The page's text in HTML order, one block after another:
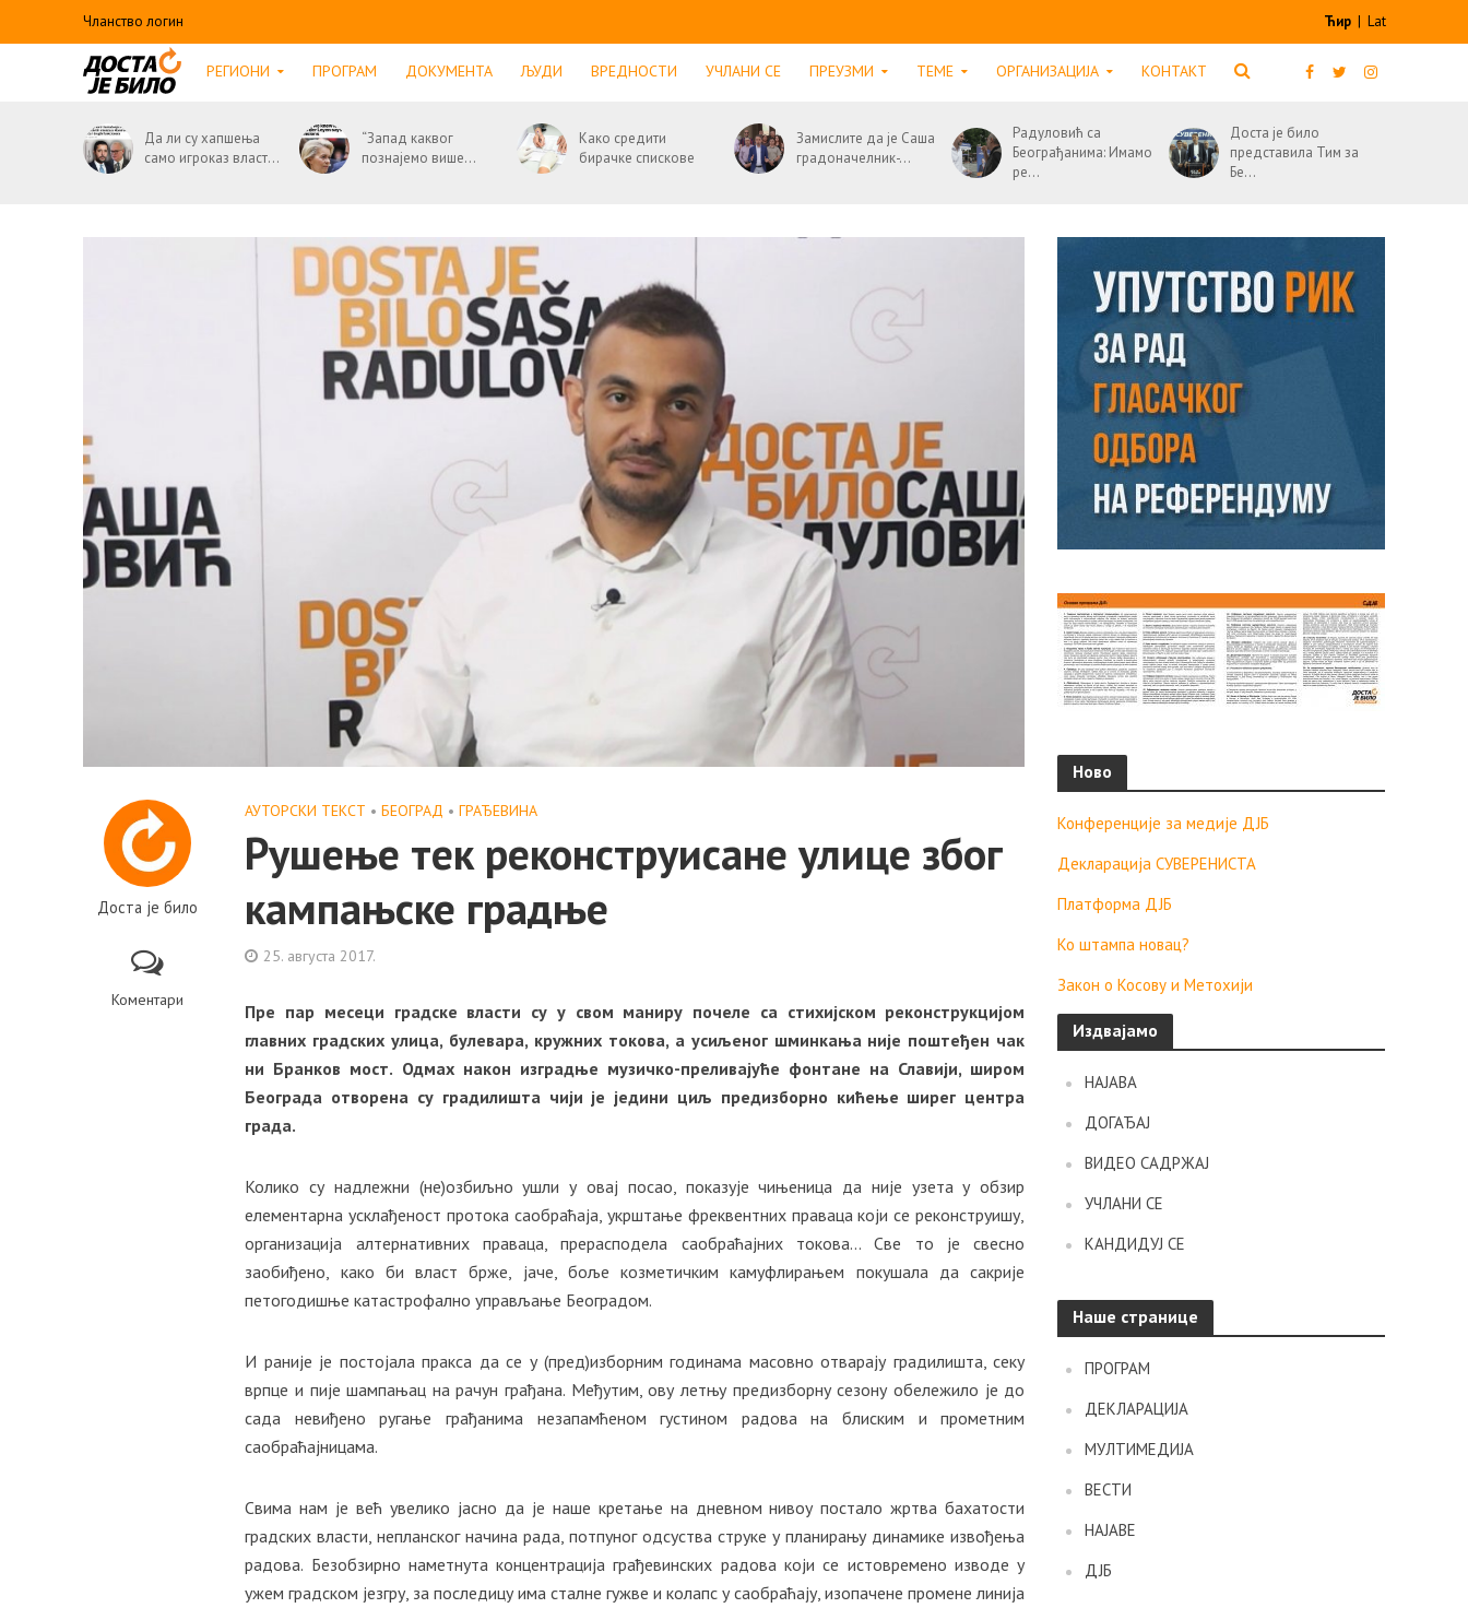
Чланство логин Ћир | Lat
РЕГИОНИ ПРОГРАМ ДОКУМЕНТА ЉУДИ ВРЕДНОСТИ УЧЛАНИ СЕ ПРЕУЗМИ ТЕМЕ ОРГАНИЗАЦИЈА КОНТАКТ
Да ли су хапшења
само игроказ власт...
“Запад каквог
познајемо више...
Како средити
бирачке спискове
Замислите да је Саша
градоначелник-...
Радуловић са
Београђанима: Имамо
ре...
Доста је било
представила Тим за
Бе...
Доста је било
Коментари
АУТОРСКИ ТЕКСТ • БЕОГРАД • ГРАЂЕВИНА
Рушење тек реконструисане улице због
кампањске градње
25. августа 2017.
Пре пар месеци градске власти су у свом маниру почеле са стихијском реконструкцијом
главних градских улица, булевара, кружних токова, а усиљеног шминкања није поштеђен чак
ни Бранков мост. Одмах након изградње музичко-преливајуће фонтане на Славији, широм
Београда отворена су градилишта чији је једини циљ предизборно кићење ширег центра
града.
Колико су надлежни (не)озбиљно ушли у овај посао, показује чињеница да није узета у обзир
елементарна усклађеност протока саобраћаја, укрштање фреквентних праваца који се реконструишу,
организација алтернативних праваца, прерасподела саобраћајних токова… Све то је свесно
заобиђено, како би власт брже, јаче, боље козметичким камуфлирањем покушала да сакрије
петогодишње катастрофално управљање Београдом.
И раније је постојала пракса да се у (пред)изборним годинама масовно отварају градилишта, секу
врпце и пије шампањац на рачун грађана. Међутим, ову летњу предизборну сезону обележило је до
сада невиђено ругање грађанима незапамћеном густином радова на блиским и прометним
саобраћајницама.
Свима нам је већ увелико јасно да је наше кретање на дневном нивоу постало жртва бахатости
градских власти, непланског начина рада, потпуног одсуства струке у планирању динамике извођења
радова. Безобзирно наметнута концентрација грађевинских радова који се истовремено изводе у
ужем градском језгру, за последицу има сталне гужве и колапс у саобраћају, изопачене промене линија
Ново
Конференције за медије ДЈБ
Декларација СУВЕРЕНИСТА
Платформа ДЈБ
Ко штампа новац?
Закон о Косову и Метохији
Издвајамо
НАЈАВА
ДОГАЂАЈ
ВИДЕО САДРЖАЈ
УЧЛАНИ СЕ
КАНДИДУЈ СЕ
Наше странице
ПРОГРАМ
ДЕКЛАРАЦИЈА
МУЛТИМЕДИЈА
ВЕСТИ
НАЈАВЕ
ДЈБ